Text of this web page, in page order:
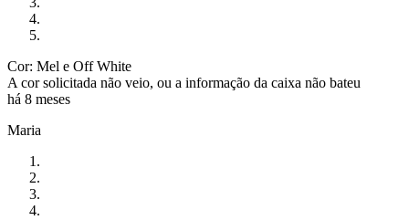
Cor: Mel e Off White
A cor solicitada não veio, ou a informação da caixa não bateu
há 8 meses
Maria